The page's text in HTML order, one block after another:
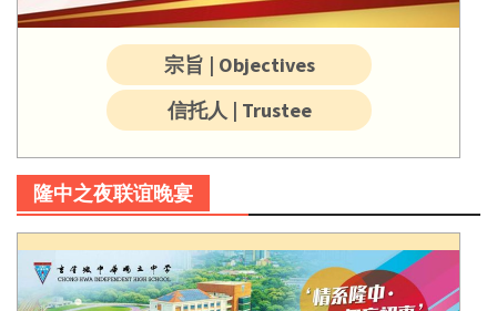
宗旨 | Objectives
信托人 | Trustee
隆中之夜联谊晚宴